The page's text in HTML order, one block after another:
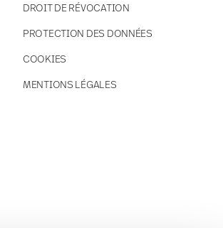
DROIT DE RÉVOCATION
PROTECTION DES DONNÉES
COOKIES
MENTIONS LÉGALES